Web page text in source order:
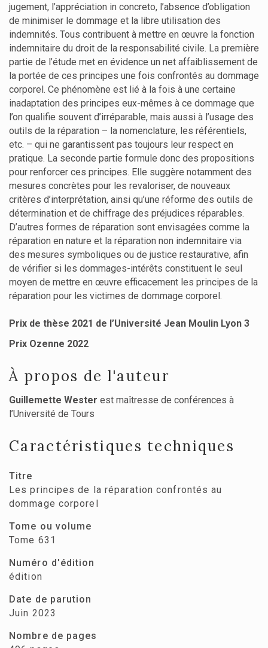
jugement, l’appréciation in concreto, l’absence d’obligation
de minimiser le dommage et la libre utilisation des
indemnités. Tous contribuent à mettre en œuvre la fonction
indemnitaire du droit de la responsabilité civile. La première
partie de l’étude met en évidence un net affaiblissement de
la portée de ces principes une fois confrontés au dommage
corporel. Ce phénomène est lié à la fois à une certaine
inadaptation des principes eux-mêmes à ce dommage que
l’on qualifie souvent d’irréparable, mais aussi à l’usage des
outils de la réparation – la nomenclature, les référentiels,
etc. – qui ne garantissent pas toujours leur respect en
pratique. La seconde partie formule donc des propositions
pour renforcer ces principes. Elle suggère notamment des
mesures concrètes pour les revaloriser, de nouveaux
critères d’interprétation, ainsi qu’une réforme des outils de
détermination et de chiffrage des préjudices réparables.
D’autres formes de réparation sont envisagées comme la
réparation en nature et la réparation non indemnitaire via
des mesures symboliques ou de justice restaurative, afin
de vérifier si les dommages-intérêts constituent le seul
moyen de mettre en œuvre efficacement les principes de la
réparation pour les victimes de dommage corporel.
Prix de thèse 2021 de l’Université Jean Moulin Lyon 3
Prix Ozenne 2022
À propos de l'auteur
Guillemette Wester est maîtresse de conférences à
l’Université de Tours
Caractéristiques techniques
Titre
Les principes de la réparation confrontés au
dommage corporel
Tome ou volume
Tome 631
Numéro d'édition
édition
Date de parution
Juin 2023
Nombre de pages